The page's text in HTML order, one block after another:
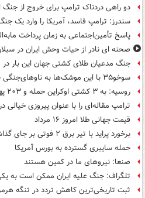
دو راهی دردناک ترامپ برای خروج از جنگ
سندرز: ترامپ فاسد، آمریکا را وارد یک
پاسخ تأمین‌اجتماعی به زمان پرداخت
صحنه ای نادر از حیات وحش ایران در
جنگ مدعیان طلای کشتی جهان این بار
سوخو۳۵ با این موشک‌ها به ناوهای‌جنگی حمله می‌کند
روسیه: به ۳ کشتی اوکراین حمله و ۲۰۳ پهپاد را سرنگون کردیم
ترامپ مقاله‌ای را با عنوان پیروزی خیالی
قیمت جهانی طلا امروز ۱۶ مرداد
برخورد پراید با تیر برق ۲ فوتی بر جای گذاشت
حمله سایبری گسترده به بورس آمریکا
صنعا: نیروهای ما در کمین‌ هستند
تلگراف: جنگ علیه ایران ممکن است به
ثبت تاریخی‌ترین کاهش تردد در تنگه